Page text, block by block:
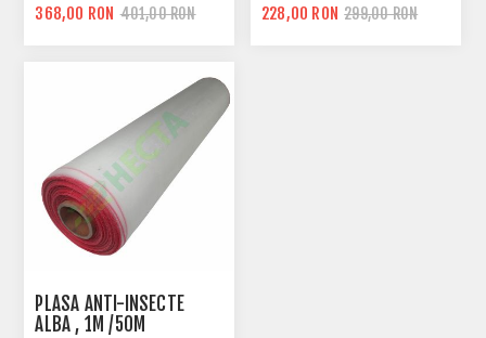
368,00 RON 401,00 RON 228,00 RON 299,00 RON
PLASA ANTI-INSECTE
ALBA , 1M /50M